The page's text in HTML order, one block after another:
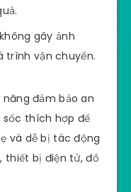
gây ảnh
trình vận chuyển.
đảm bảo an
thích hợp để
và dễ bị tác động
thiết bị điện tử, đồ